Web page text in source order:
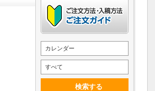
カレンダー
すべて
検索する